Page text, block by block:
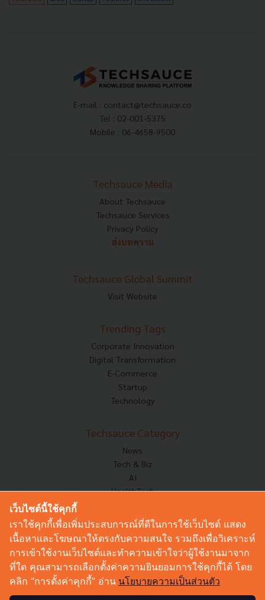
E-mail : contact@techsauce.co
Tel : 02-001-5375
Mobile : 06-4658-9500
Techsauce Media
About Techsauce
Techsauce Services
Privacy Policy
ส่งบทความ
Techsauce Global Summit
Visit Website
Trending Tags
Corporate Innovation
Digital Transformation
E-Commerce
Startup
Technology
Techsauce Category
News
Tech & Biz
AI
HealthTech
Corp Innov
Saucy Thoughts
Sustainable
Videos
Podcast
เว็บไซต์นี้ใช้คุกกี้
เราใช้คุกกี้เพื่อเพิ่มประสบการณ์ที่ดีในการใช้เว็บไซต์ แสดง
เนื้อหาและโฆษณาให้ตรงกับความสนใจ รวมถึงเพื่อวิเคราะห์
การเข้าใช้งานเว็บไซต์และทำความเข้าใจว่าผู้ใช้งานมาจาก
ที่ใด คุณสามารถเลือกตั้งค่าความยินยอมการใช้คุกกี้ได้ โดย
คลิก “การตั้งค่าคุกกี้” อ่าน นโยบายความเป็นส่วนตัว